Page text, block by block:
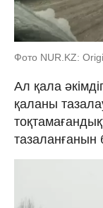
Фото NUR.KZ:
Ал қала
қаланы
тазаланғанын